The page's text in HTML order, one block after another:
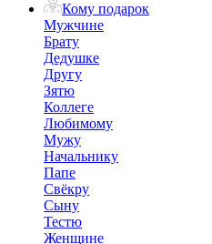
Кому подарок
Мужчине
Брату
Дедушке
Другу
Зятю
Коллеге
Любимому
Мужу
Начальнику
Папе
Свёкру
Сыну
Тестю
Женщине